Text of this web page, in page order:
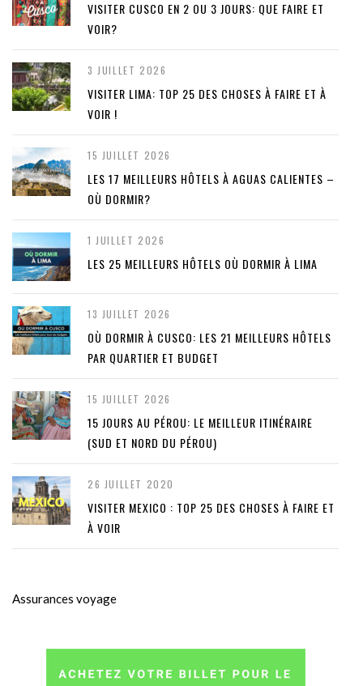
VISITER CUSCO EN 2 OU 3 JOURS: QUE FAIRE ET
VOIR?
3 JUILLET 2026
VISITER LIMA: TOP 25 DES CHOSES À FAIRE ET À
VOIR !
15 JUILLET 2026
LES 17 MEILLEURS HÔTELS À AGUAS CALIENTES –
OÙ DORMIR?
1 JUILLET 2026
LES 25 MEILLEURS HÔTELS OÙ DORMIR À LIMA
13 JUILLET 2026
OÙ DORMIR À CUSCO: LES 21 MEILLEURS HÔTELS
PAR QUARTIER ET BUDGET
15 JUILLET 2026
15 JOURS AU PÉROU: LE MEILLEUR ITINÉRAIRE
(SUD ET NORD DU PÉROU)
26 JUILLET 2020
VISITER MEXICO : TOP 25 DES CHOSES À FAIRE ET
À VOIR
Assurances voyage